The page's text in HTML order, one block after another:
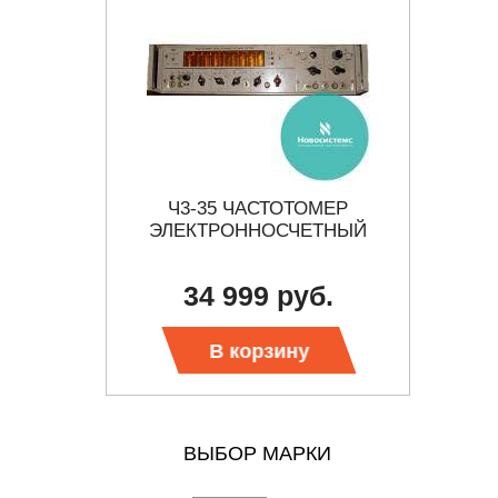
Ч3-35 ЧАСТОТОМЕР
ЭЛЕКТРОННОСЧЕТНЫЙ
34 999 руб.
В корзину
ВЫБОР МАРКИ